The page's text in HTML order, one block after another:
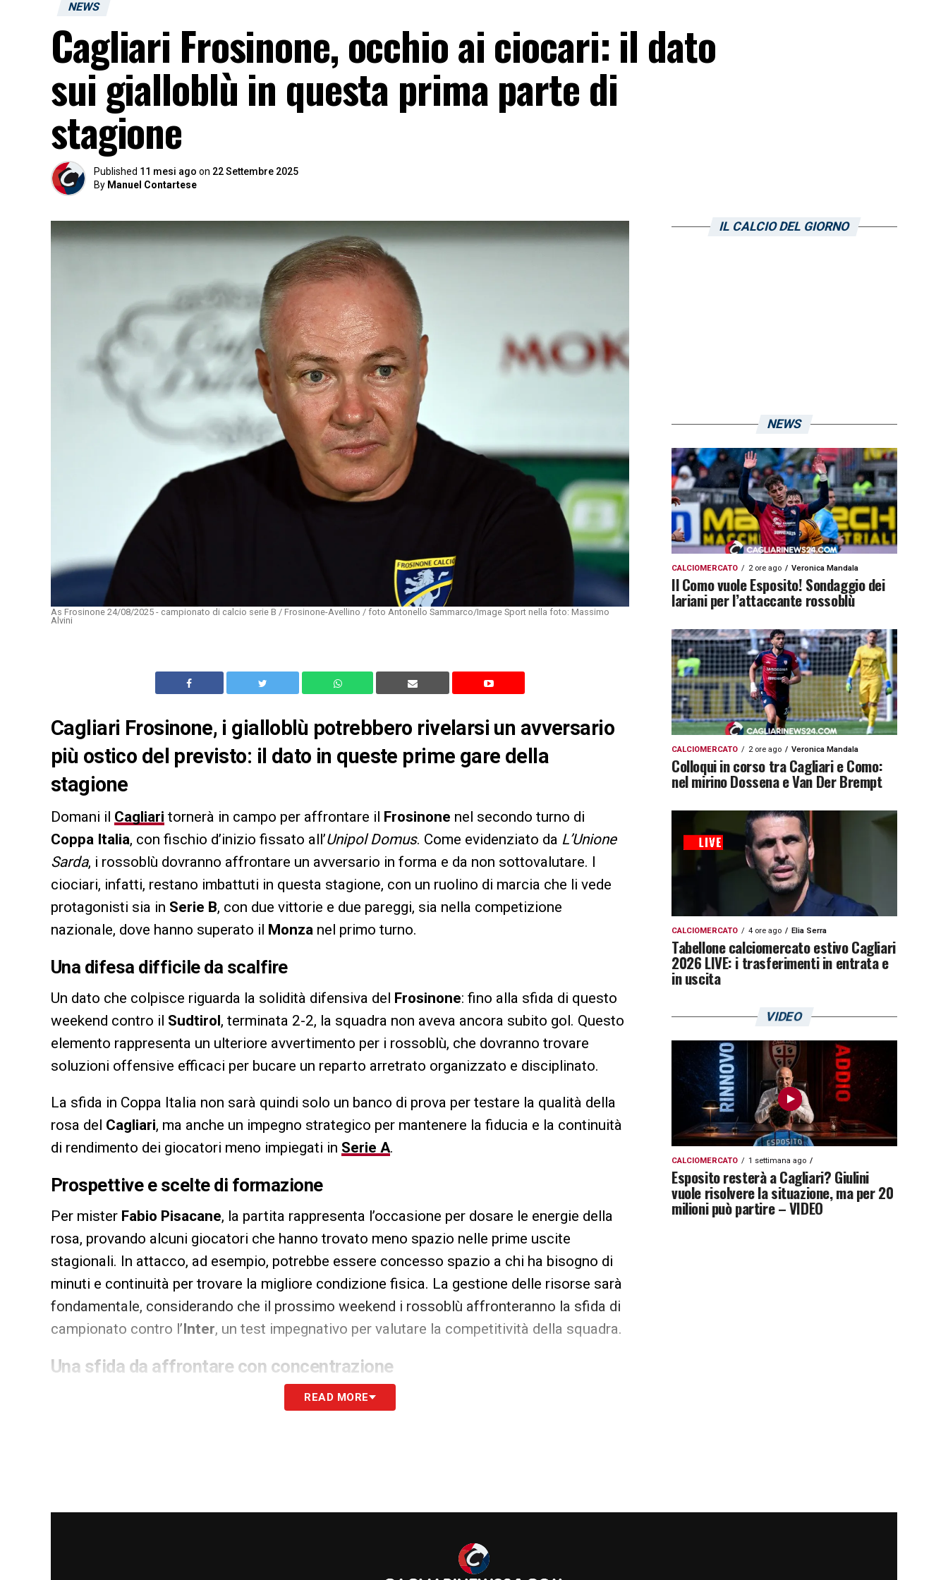
NEWS
Cagliari Frosinone, occhio ai ciocari: il dato
sui gialloblù in questa prima parte di
stagione
Published 11 mesi ago on 22 Settembre 2025
By Manuel Contartese
As Frosinone 24/08/2025 - campionato di calcio serie B / Frosinone-Avellino / foto Antonello Sammarco/Image Sport nella foto: Massimo
Alvini
Cagliari Frosinone, i gialloblù potrebbero rivelarsi un avversario
più ostico del previsto: il dato in queste prime gare della
stagione
Domani il Cagliari tornerà in campo per affrontare il Frosinone nel secondo turno di
Coppa Italia, con fischio d’inizio fissato all’Unipol Domus. Come evidenziato da L’Unione
Sarda, i rossoblù dovranno affrontare un avversario in forma e da non sottovalutare. I
ciociari, infatti, restano imbattuti in questa stagione, con un ruolino di marcia che li vede
protagonisti sia in Serie B, con due vittorie e due pareggi, sia nella competizione
nazionale, dove hanno superato il Monza nel primo turno.
Una difesa difficile da scalfire
Un dato che colpisce riguarda la solidità difensiva del Frosinone: fino alla sfida di questo
weekend contro il Sudtirol, terminata 2-2, la squadra non aveva ancora subito gol. Questo
elemento rappresenta un ulteriore avvertimento per i rossoblù, che dovranno trovare
soluzioni offensive efficaci per bucare un reparto arretrato organizzato e disciplinato.
La sfida in Coppa Italia non sarà quindi solo un banco di prova per testare la qualità della
rosa del Cagliari, ma anche un impegno strategico per mantenere la fiducia e la continuità
di rendimento dei giocatori meno impiegati in Serie A.
Prospettive e scelte di formazione
Per mister Fabio Pisacane, la partita rappresenta l’occasione per dosare le energie della
rosa, provando alcuni giocatori che hanno trovato meno spazio nelle prime uscite
stagionali. In attacco, ad esempio, potrebbe essere concesso spazio a chi ha bisogno di
minuti e continuità per trovare la migliore condizione fisica. La gestione delle risorse sarà
fondamentale, considerando che il prossimo weekend i rossoblù affronteranno la sfida di
campionato contro l’Inter, un test impegnativo per valutare la competitività della squadra.
Una sfida da affrontare con concentrazione
rappresenta quindi un passaggio delicato per il
READ MORE
IL CALCIO DEL GIORNO
NEWS
CALCIOMERCATO 2 ore ago Veronica Mandala
Il Como vuole Esposito! Sondaggio dei
lariani per l’attaccante rossoblù
CALCIOMERCATO 2 ore ago Veronica Mandala
Colloqui in corso tra Cagliari e Como:
nel mirino Dossena e Van Der Brempt
CALCIOMERCATO 4 ore ago Elia Serra
Tabellone calciomercato estivo Cagliari
2026 LIVE: i trasferimenti in entrata e
in uscita
VIDEO
CALCIOMERCATO 1 settimana ago
Esposito resterà a Cagliari? Giulini
vuole risolvere la situazione, ma per 20
milioni può partire – VIDEO